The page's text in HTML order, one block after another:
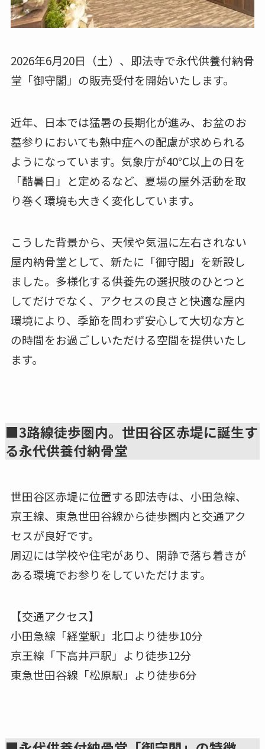
2026年6月20日（土）、即法寺で永代供養付納骨
堂「御守閣」の販売受付を開始いたします。
近年、日本では猛暑の長期化が進み、お盆のお
墓参りにおいても熱中症への配慮が求められる
ようになっています。気象庁が40℃以上の日を
「酷暑日」と定めるなど、夏場の屋外活動を取
り巻く環境も大きく変化しています。
こうした背景から、天候や気温に左右されない
屋内納骨堂として、新たに「御守閣」を新設し
ました。多様化する供養先の選択肢のひとつと
してだけでなく、アクセスの良さと快適な屋内
環境により、季節を問わず安心して大切な方と
の時間をお過ごしいただける空間を提供いたし
ます。
■3路線徒歩圏内。世田谷区赤堤に誕生す
る永代供養付納骨堂
世田谷区赤堤に位置する即法寺は、小田急線、
京王線、東急世田谷線から徒歩圏内と交通アク
セスが良好です。
周辺には学校や住宅があり、閑静で落ち着きが
ある環境でお参りをしていただけます。
【交通アクセス】
小田急線「経堂駅」北口より徒歩10分
京王線「下高井戸駅」より徒歩12分
東急世田谷線「松原駅」より徒歩6分